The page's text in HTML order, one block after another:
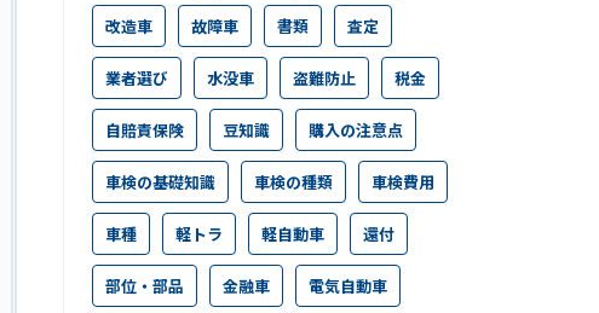
改造車 故障車 書類 査定
業者選び 水没車 盗難防止 税金
自賠責保険 豆知識 購入の注意点
車検の基礎知識 車検の種類 車検費用
車種 軽トラ 軽自動車 還付
部位・部品 金融車 電気自動車